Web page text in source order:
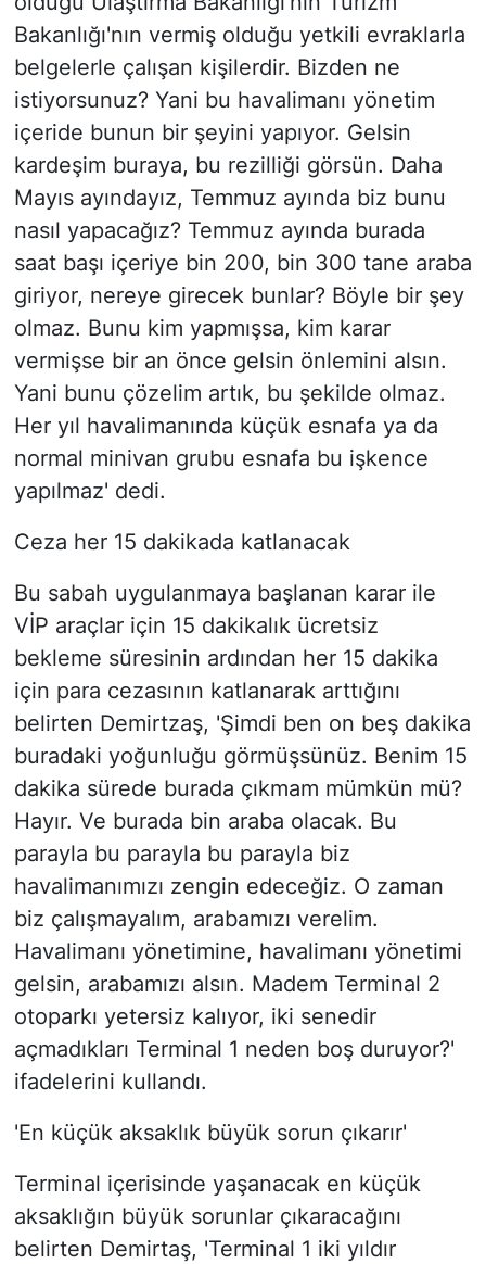
Bakanlığı'nın vermiş olduğu yetkili evraklarla
belgelerle çalışan kişilerdir. Bizden ne
istiyorsunuz? Yani bu havalimanı yönetim
içeride bunun bir şeyini yapıyor. Gelsin
kardeşim buraya, bu rezilliği görsün. Daha
Mayıs ayındayız, Temmuz ayında biz bunu
nasıl yapacağız? Temmuz ayında burada
saat başı içeriye bin 200, bin 300 tane araba
giriyor, nereye girecek bunlar? Böyle bir şey
olmaz. Bunu kim yapmışsa, kim karar
vermişse bir an önce gelsin önlemini alsın.
Yani bunu çözelim artık, bu şekilde olmaz.
Her yıl havalimanında küçük esnafa ya da
normal minivan grubu esnafa bu işkence
yapılmaz' dedi.
Ceza her 15 dakikada katlanacak
Bu sabah uygulanmaya başlanan karar ile
VİP araçlar için 15 dakikalık ücretsiz
bekleme süresinin ardından her 15 dakika
için para cezasının katlanarak arttığını
belirten Demirtzaş, 'Şimdi ben on beş dakika
buradaki yoğunluğu görmüşsünüz. Benim 15
dakika sürede burada çıkmam mümkün mü?
Hayır. Ve burada bin araba olacak. Bu
parayla bu parayla bu parayla biz
havalimanımızı zengin edeceğiz. O zaman
biz çalışmayalım, arabamızı verelim.
Havalimanı yönetimine, havalimanı yönetimi
gelsin, arabamızı alsın. Madem Terminal 2
otoparkı yetersiz kalıyor, iki senedir
açmadıkları Terminal 1 neden boş duruyor?'
ifadelerini kullandı.
'En küçük aksaklık büyük sorun çıkarır'
Terminal içerisinde yaşanacak en küçük
aksaklığın büyük sorunlar çıkaracağını
belirten Demirtaş, 'Terminal 1 iki yıldır